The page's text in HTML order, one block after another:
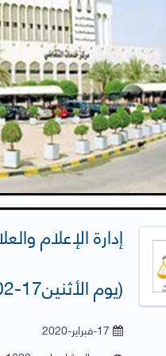
إدارة الإعلام
(يوم الأثنين17-02-2020)
17-فبراير-2020